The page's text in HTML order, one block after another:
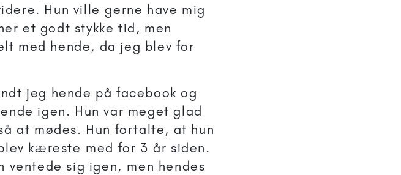
Hun ville gerne have mig
et godt stykke tid, men
med hende, da jeg blev for
jeg hende på facebook og
igen. Hun var meget glad
at mødes. Hun fortalte, at hun
kæreste med for 3 år siden.
ventede sig igen, men hendes